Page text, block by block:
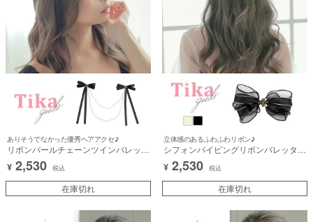
ありそうでなかった優秀ヘアアクセ♪
リボンパールチェーンツインバレッタ
ヘアアクセサリー
¥ 2,530 税込
在庫切れ
立体感のあるふわふわリボン♪
シフォンパイピングリボンバレッタヘ
アアクセサリー
¥ 2,530 税込
在庫切れ